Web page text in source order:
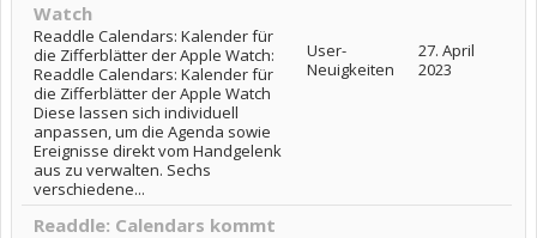
Watch
Readdle Calendars: Kalender für
die Zifferblätter der Apple Watch:
Readdle Calendars: Kalender für
die Zifferblätter der Apple Watch
Diese lassen sich individuell
anpassen, um die Agenda sowie
Ereignisse direkt vom Handgelenk
aus zu verwalten. Sechs
verschiedene...
User-
Neuigkeiten
27. April
2023
Readdle: Calendars kommt